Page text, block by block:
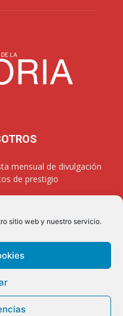
sitio web y nuestro servicio.
mensual de divulgación
de prestigio
Contacto